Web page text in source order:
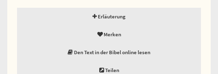
Erläuterung
Merken
Den Text in der Bibel online lesen
Teilen